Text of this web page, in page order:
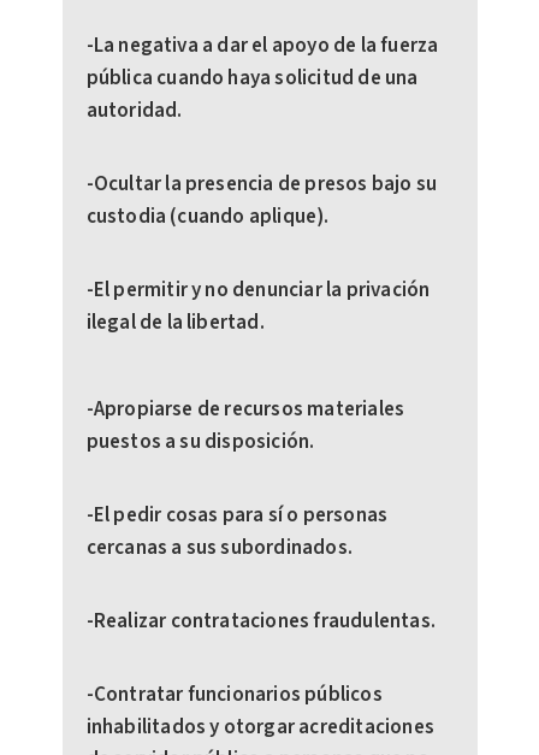
-La negativa a dar el apoyo de la fuerza
pública cuando haya solicitud de una
autoridad.
-Ocultar la presencia de presos bajo su
custodia (cuando aplique).
-El permitir y no denunciar la privación
ilegal de la libertad.
-Apropiarse de recursos materiales
puestos a su disposición.
-El pedir cosas para sí o personas
cercanas a sus subordinados.
-Realizar contrataciones fraudulentas.
-Contratar funcionarios públicos
inhabilitados y otorgar acreditaciones